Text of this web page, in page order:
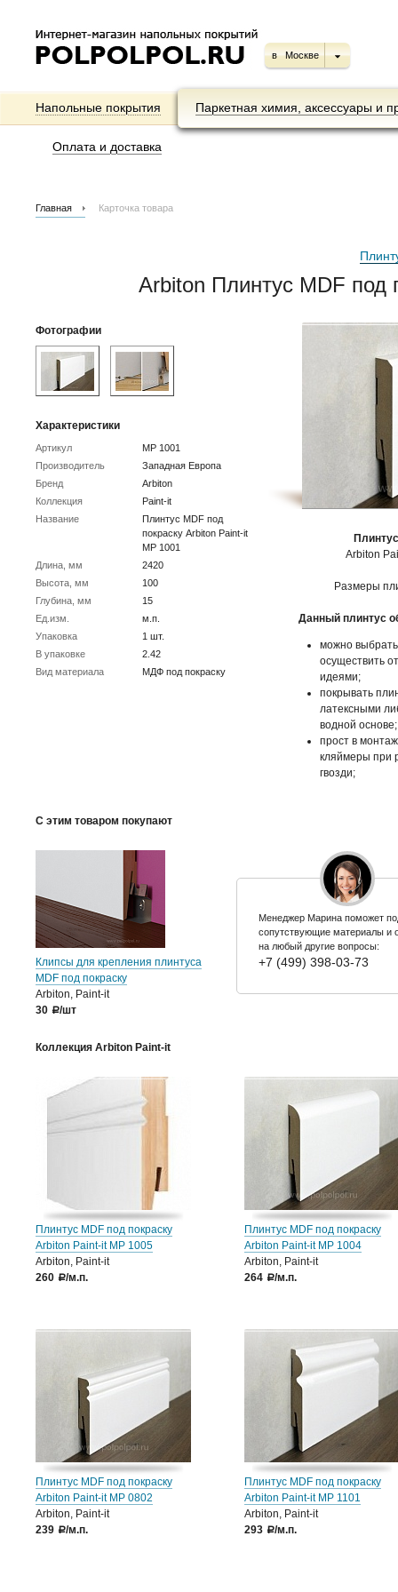
в Москве
Напольные покрытия Паркетная химия, аксессуары и
Оплата и доставка
Главная Карточка товара
Arbiton Плинтус MDF под
Фотографии
Характеристики
Артикул
МР 1001
Производитель
Западная Европа
Бренд
Arbiton
Коллекция
Paint-it
Название
Плинтус MDF под
покраску Arbiton Paint-it
МР 1001
Длина, мм
2420
Высота, мм
100
Глубина, мм
15
Ед.изм.
м.п.
Упаковка
1 шт.
В упаковке
2.42
Вид материала
МДФ под покраску
Arbiton
Размеры
Данный плинтус
можно
осуществить
идеями;
покрывать
латексными
водной основе;
прост в
кляймеры при
гвозди;
С этим товаром покупают
Клипсы для крепления плинтуса
MDF под покраску
Arbiton, Paint-it
30
a/шт
Менеджер Марина поможет
сопутствующие материалы и
на любый другие вопросы:
+7 (499) 398-03-73
Коллекция Arbiton Paint-it
Плинтус MDF под покраску
Arbiton Paint-it МР 1005
Arbiton, Paint-it
260
a/м.п.
Плинтус MDF под покраску
Arbiton Paint-it МР 1004
Arbiton, Paint-it
264
a/м.п.
Плинтус MDF под покраску
Arbiton Paint-it МР 0802
Arbiton, Paint-it
239
a/м.п.
Плинтус MDF под покраску
Arbiton Paint-it МР 1101
Arbiton, Paint-it
293
a/м.п.